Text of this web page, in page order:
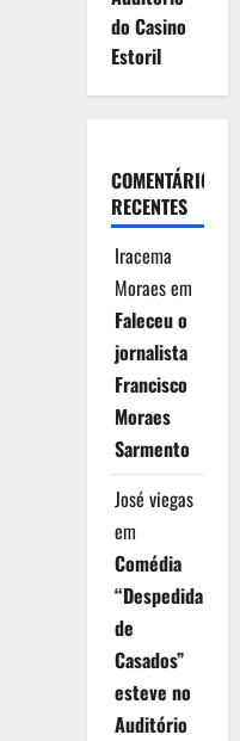
do Casino
Estoril
COMENTÁRIOS
RECENTES
Iracema
Moraesem
Faleceu o
jornalista
Francisco
Moraes
Sarmento
José viegas
em
Comédia
“Despedida
de
Casados”
esteve no
Auditório